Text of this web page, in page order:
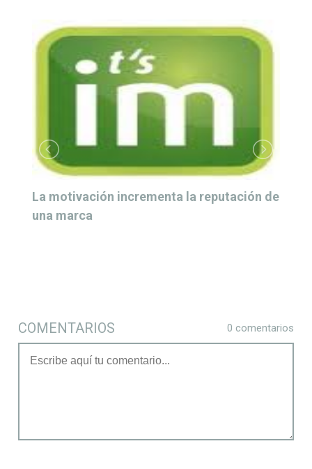
La motivación incrementa la reputación de
una marca
COMENTARIOS 0 comentarios